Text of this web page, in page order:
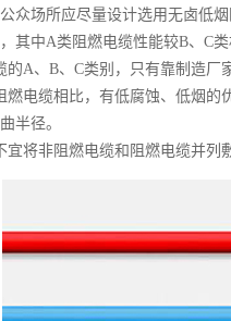
众场所应尽量设计选用无卤低
其中A类阻燃电缆性能较B、C
A、B、C类别，只有靠制造厂
燃电缆相比，有低腐蚀、低烟
半径。
宜将非阻燃电缆和阻燃电缆并列